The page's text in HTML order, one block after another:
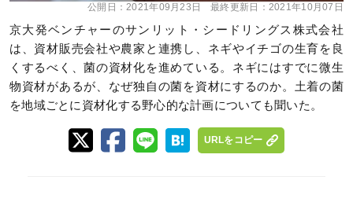
公開日：2021年09月23日 最終更新日： 2021年10月07日
京大発ベンチャーのサンリット・シードリングス株式会社
は、資材販売会社や農家と連携し、ネギやイチゴの生育を良
くするべく、菌の資材化を進めている。ネギにはすでに微生
物資材があるが、なぜ独自の菌を資材にするのか。土着の菌
を地域ごとに資材化する野心的な計画についても聞いた。
URLをコピー